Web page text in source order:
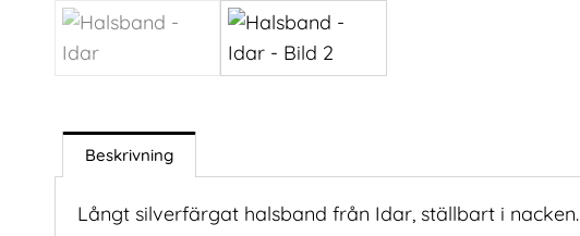
Beskrivning
Långt silverfärgat halsband från Idar, ställbart i nacken.